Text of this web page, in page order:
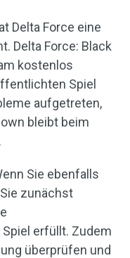
Delta Force eine
Delta Force: Black
kostenlos
Spiel
aufgetreten,
bleibt beim
Sie ebenfalls
zunächst
erfüllt. Zudem
überprüfen und